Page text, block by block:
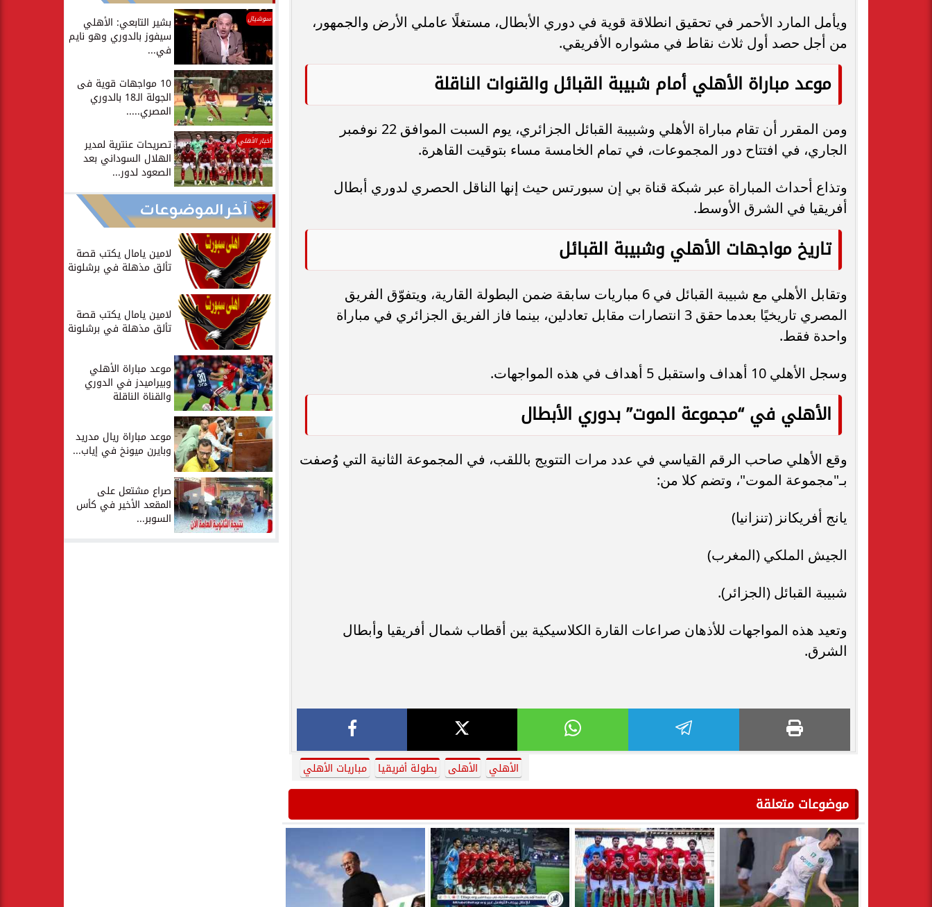
ويأمل المارد الأحمر في تحقيق انطلاقة قوية في دوري الأبطال، مستغلًا عاملي الأرض والجمهور،
من أجل حصد أول ثلاث نقاط في مشواره الأفريقي.
موعد مباراة الأهلي أمام شبيبة القبائل والقنوات الناقلة
ومن المقرر أن تقام مباراة الأهلي وشبيبة القبائل الجزائري، يوم السبت الموافق 22 نوفمبر
الجاري، في افتتاح دور المجموعات، في تمام الخامسة مساء بتوقيت القاهرة.
وتذاع أحداث المباراة عبر شبكة قناة بي إن سبورتس حيث إنها الناقل الحصري لدوري أبطال
أفريقيا في الشرق الأوسط.
تاريخ مواجهات الأهلي وشبيبة القبائل
وتقابل الأهلي مع شبيبة القبائل في 6 مباريات سابقة ضمن البطولة القارية، ويتفوّق الفريق
المصري تاريخيًا بعدما حقق 3 انتصارات مقابل تعادلين، بينما فاز الفريق الجزائري في مباراة
واحدة فقط.
وسجل الأهلي 10 أهداف واستقبل 5 أهداف في هذه المواجهات.
الأهلي في “مجموعة الموت” بدوري الأبطال
وقع الأهلي صاحب الرقم القياسي في عدد مرات التتويج باللقب، في المجموعة الثانية التي وُصفت
بـ"مجموعة الموت"، وتضم كلا من:
يانج أفريكانز (تنزانيا)
الجيش الملكي (المغرب)
شبيبة القبائل (الجزائر).
وتعيد هذه المواجهات للأذهان صراعات القارة الكلاسيكية بين أقطاب شمال أفريقيا وأبطال
الشرق.
الأهلي الأهلى بطولة أفريقيا مباريات الأهلي
موضوعات متعلقة
سوشيال بشير التابعي: الأهلي
سيفوز بالدوري وهو نايم
في...
10 مواجهات قوية فى
الجولة الـ18 بالدوري
المصري.....
أخبار الأهلي تصريحات عنترية لمدير
الهلال السوداني بعد
الصعود لدور...
آخر الموضوعات
لامين يامال يكتب قصة
تألق مذهلة في برشلونة
لامين يامال يكتب قصة
تألق مذهلة في برشلونة
موعد مباراة الأهلي
وبيراميدز في الدوري
والقناة الناقلة
موعد مباراة ريال مدريد
وبايرن ميونخ في إياب...
صراع مشتعل على
المقعد الأخير في كأس
السوبر...